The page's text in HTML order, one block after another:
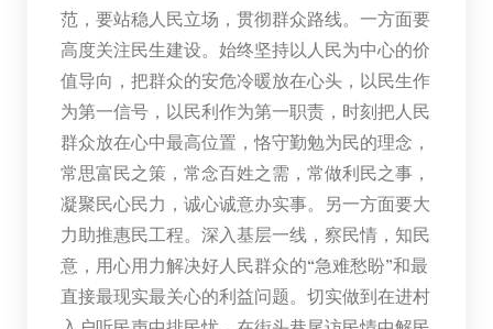
范，要站稳人民立场，贯彻群众路线。一方面要
高度关注民生建设。始终坚持以人民为中心的价
值导向，把群众的安危冷暖放在心头，以民生作
为第一信号，以民利作为第一职责，时刻把人民
群众放在心中最高位置，恪守勤勉为民的理念，
常思富民之策，常念百姓之需，常做利民之事，
凝聚民心民力，诚心诚意办实事。另一方面要大
力助推惠民工程。深入基层一线，察民情，知民
意，用心用力解决好人民群众的“急难愁盼”和最
直接最现实最关心的利益问题。切实做到在进村